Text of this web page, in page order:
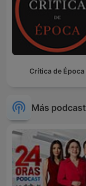
Crítica de Época
Más